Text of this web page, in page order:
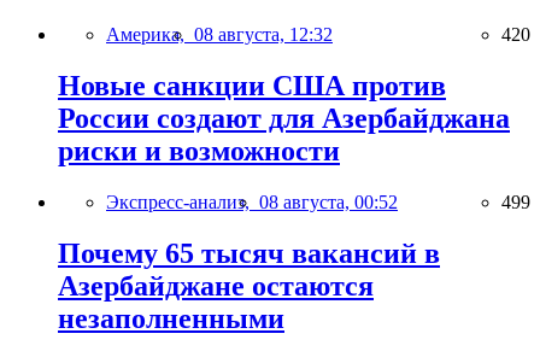
Америка, 08 августа, 12:32 420
Новые санкции США против
России создают для Азербайджана
риски и возможности
Экспресс-анализ, 08 августа, 00:52 499
Почему 65 тысяч вакансий в
Азербайджане остаются
незаполненными